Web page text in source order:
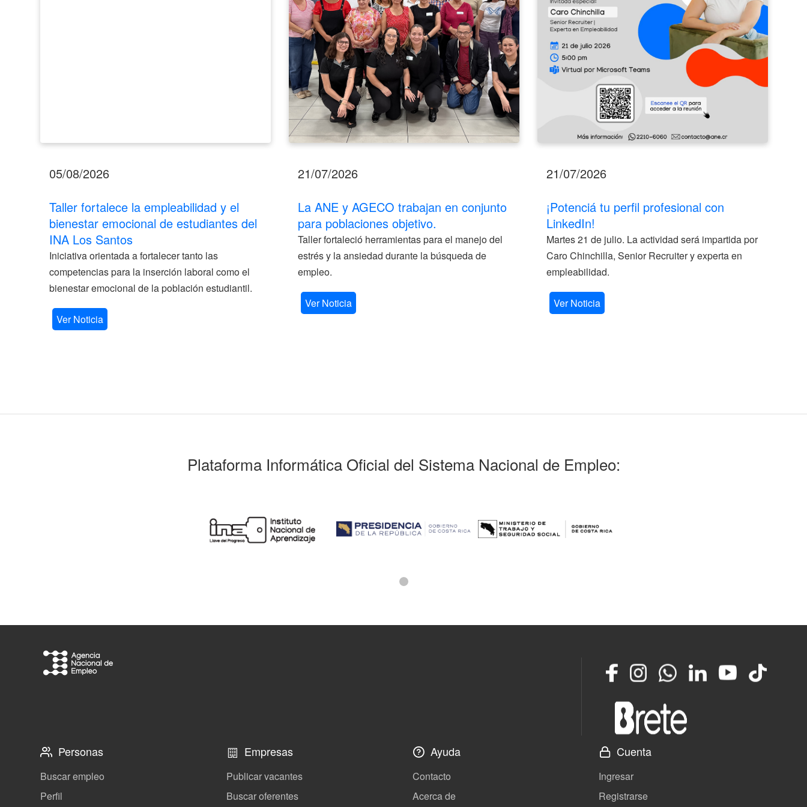
05/08/2026
Taller fortalece la empleabilidad y el
bienestar emocional de estudiantes del
INA Los Santos
Iniciativa orientada a fortalecer tanto las
competencias para la inserción laboral como el
bienestar emocional de la población estudiantil.
Ver Noticia
para
poblaciones
objetivo.
21/07/2026
La ANE y AGECO trabajan en conjunto
para poblaciones objetivo.
Taller fortaleció herramientas para el manejo del
estrés y la ansiedad durante la búsqueda de
empleo.
Ver Noticia
21/07/2026
¡Potenciá tu perfil profesional con
LinkedIn!
Martes 21 de julio. La actividad será impartida por
Caro Chinchilla, Senior Recruiter y experta en
empleabilidad.
Ver Noticia
Plataforma Informática Oficial del Sistema Nacional de Empleo:
FacebookInstagramWhatsappLinkedInYouTube
TikTok
Personas
Buscar empleo
Perfil
Empresas
Publicar vacantes
Buscar oferentes
Ayuda
Contacto
Acerca de
Cuenta
Ingresar
Registrarse